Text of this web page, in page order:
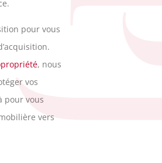
pour vous
, nous
vos
pour vous
vers